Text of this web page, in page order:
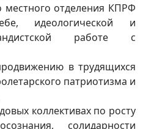
местного отделения КПРФ
идеологической и
работе с
в трудящихся
патриотизма и
коллективах по росту
солидарности